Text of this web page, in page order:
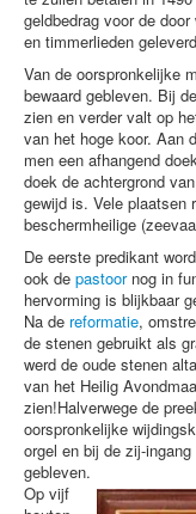
geldbedrag voor de
en timmerlieden
Van de oorspronkelijke
bewaard gebleven. Bij
zien en verder valt op
van het hoge koor. Aan
men een afhangend
doek de achtergrond
gewijd is. Vele plaatsen
beschermheilige
De eerste predikant
ook de pastoornog in
hervorming is blijkbaar
Na de reformatie,
de stenen gebruikt als
werd de oude stenen
van het Heilig
zien!Halverwege de
oorspronkelijke
orgel en bij de zij-
gebleven.
Op vijf